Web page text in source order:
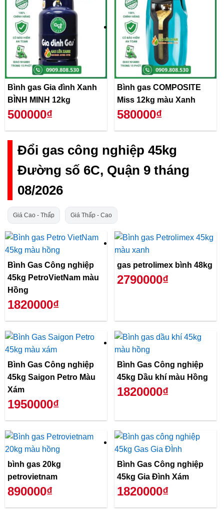
Bình gas Gia đình Xanh
BÌNH MINH 12kg
500000₫
Bình gas COMPOSITE
Miss 12kg màu Xanh
580000₫
Đổi gas công nghiệp 45kg
Đường số 6C, Quận 9 tháng
08/2026
Giá Cao - Thấp Giá Thấp - Cao
Bình Gas Công nghiệp
45kg PetroVietNam màu
Hồng
1820000₫
gas petrolimex bình 48kg
2790000₫
Bình Gas Công nghiệp
45kg Saigon Petro Màu
Xám
1950000₫
Bình Gas Công nghiệp
45kg Dầu khí màu Hồng
1820000₫
bình gas 20kg
petrovietnam
890000₫
Bình Gas Công nghiệp
45kg Gia Đình Xám
1820000₫